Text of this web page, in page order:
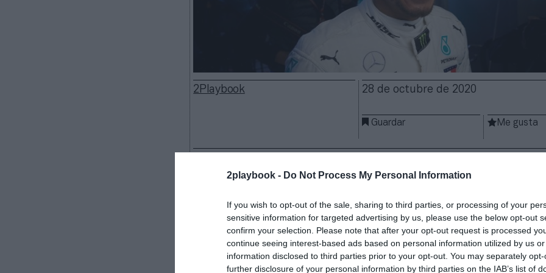
2playbook - Do Not Process My Personal Information
If you wish to opt-out of the sale, sharing to third parties, or processing of your
sensitive information for targeted advertising by us, please use the below opt-out
confirm your selection. Please note that after your opt-out request is processed
continue seeing interest-based ads based on personal information utilized by us
information disclosed to third parties prior to your opt-out. You may separately
further disclosure of your personal information by third parties on the IAB’s list of
2Playbook 28 de octubre de 2020
Guardar Me gusta
competitividad entre escuderías. Los equipos que participan en el
el gasto en nóminas de los dos pilotos principales.
El techo
aplicará a partir de 2023.
Las direcciones serán las encargadas de determinar cómo se
ese dinero entre los deportistas, y también qué sucederá con sus
sueldos. Según Motorsport, los rectores del campeonato quieren